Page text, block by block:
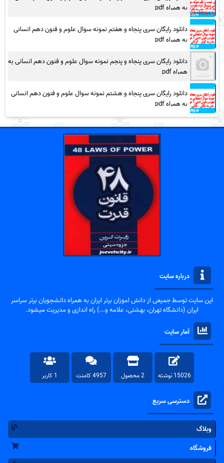
به همراه pdf
دانلود رایگان سری پنجاه و هفتم نمونه سوال علوم و فنون دهم انسانی
به همراه pdf
دانلود رایگان سری پنجاه و پنجم نمونه سوال علوم و فنون دهم انسانی به
همراه pdf
دانلود رایگان سری پنجاه و هشتم نمونه سوال علوم و فنون دهم انسانی
به همراه pdf
درباره سایت
این سایت توسط جمیعی از دانش اموزان برتر ایران به همراه دانشجویان برتر سراسر
ایران (دانشگاه تهران، بهشتی، علامه و...) راه اندازی و مدیریت میشود.
آمار سایت
15026 نوشته 2 محصول 4957 کامنت 1 کاربر
دسترسی سریع
وبلاگ
فروشگاه